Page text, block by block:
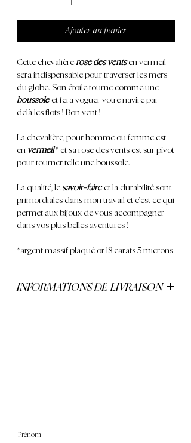
Ajouter au panier
Cette chevalière rose des ventsen vermeil
sera indispensable pour traverser les mers
du globe. Son étoile tourne comme une
boussoleet fera voguer votre navire par
delà les flots ! Bon vent !
La chevalière, pour homme ou femme est
en vermeil* et sa rose des vents est sur pivot
pour tourner telle une boussole.
La qualité, le savoir-faireet la durabilité sont
primordiales dans mon travail et c’est ce qui
permet aux bijoux de vous accompagner
dans vos plus belles aventures !
*argent massif plaqué or 18 carats 5 microns
INFORMATIONS DE LIVRAISON
Prénom